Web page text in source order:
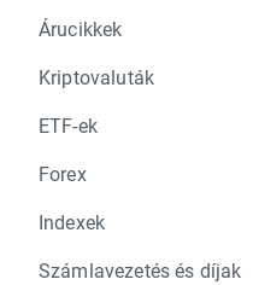
Árucikkek
Kriptovaluták
ETF-ek
Forex
Indexek
Számlavezetés és díjak